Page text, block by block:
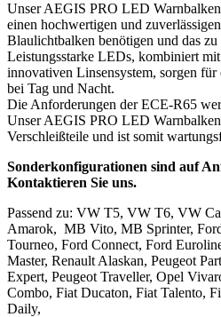
Unser AEGIS PRO LED
einen hochwertigen und
Blaulichtbalken benötigen und das zu
Leistungsstarke LEDs, kombiniert
innovativen Linsensystem, sorgen
bei Tag und Nacht.
Die Anforderungen der ECE-R65
Unser AEGIS PRO LED
Verschleißteile und ist somit
Sonderkonfigurationen sind auf
Kontaktieren Sie uns.
Passend zu: VW T5, VW T6, VW
Amarok, MB Vito, MB Sprinter,
Tourneo, Ford Connect, Ford
Master, Renault Alaskan, Peugeot
Expert, Peugeot Traveller, Opel
Combo, Fiat Ducaton, Fiat Talento,
Daily,